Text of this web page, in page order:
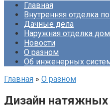
Главная
Внутренняя отделка
Дачные дела
Наружная отделка
Новости
О разном
Об инженерных
Главная » О разном
Дизайн натяжных